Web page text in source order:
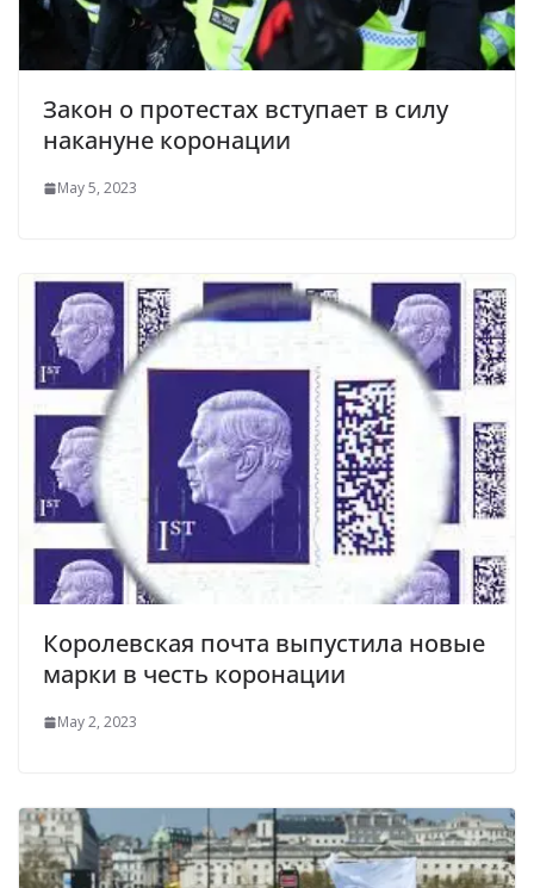
Закон о протестах вступает в силу
накануне коронации
May 5, 2023
Королевская почта выпустила новые
марки в честь коронации
May 2, 2023